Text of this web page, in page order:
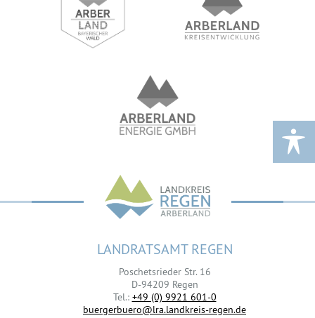
LANDRATSAMT REGEN
Poschetsrieder Str. 16
D-94209 Regen
Tel.: +49 (0) 9921 601-0
buergerbuero@lra.landkreis-regen.de